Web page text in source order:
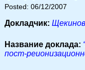
Posted: 06/12/2007
Докладчик:
Название доклада:
пост-